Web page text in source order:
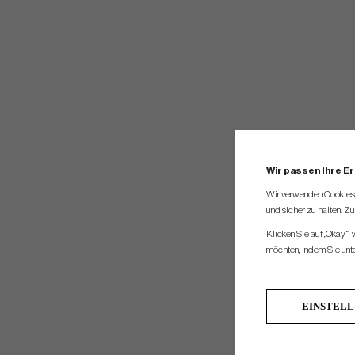
Wir passen Ihre
Wir verwenden
und sicher zu halten.
Klicken Sie auf
möchten, indem Sie